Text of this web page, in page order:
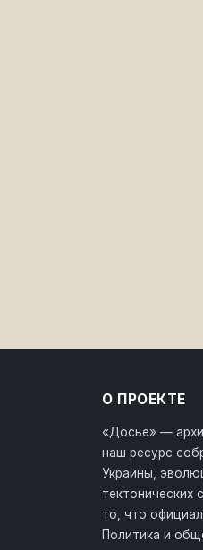
О ПРОЕКТЕ
«Досье» —
наш ресурс
Украины,
тектонических
то, что
Политика и